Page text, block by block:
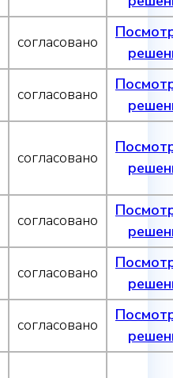
согласовано
согласовано
согласовано
согласовано
согласовано
согласовано